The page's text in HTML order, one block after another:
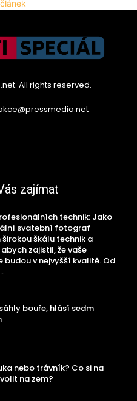
All rights reserved.
zajímat
technik: Jako
svatební fotograf
škálu technik a
zajistil, že vaše
v nejvyšší kvalitě. Od
bouře, hlásí sedm
nebo trávník? Co si na
na zem?